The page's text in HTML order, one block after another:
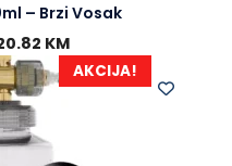
– Brzi Vosak
KM
AKCIJA!